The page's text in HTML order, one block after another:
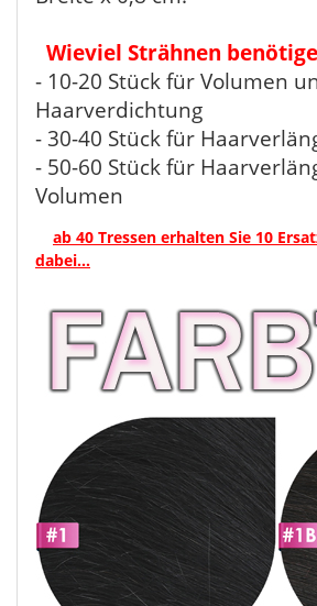
Wieviel Strähnen
- 10-20 Stück für Volumen
Haarverdichtung
- 30-40 Stück für
- 50-60 Stück für
Volumen
ab 40 Tressen erhalten Sie 10
dabei...